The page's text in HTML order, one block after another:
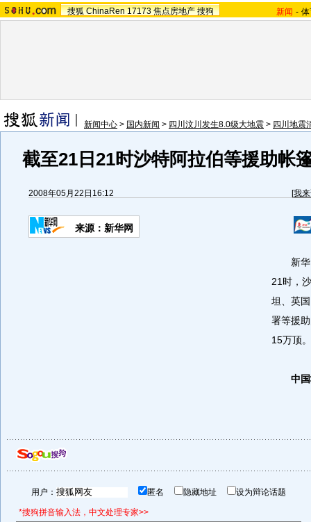
搜狐 ChinaRen 17173 焦点房地产 搜狗 新闻 -
新闻中心 > 国内新闻 > 四川汶川发生8.0级大地震 > 四川地震
截至21日21时沙特阿拉伯等援助帐
2008年05月22日16:12 [我
来源：新华网
新华
21时，
坦、英
署等援
15万顶。
中
用户： 匿名 隐藏地址 设为辩论话题
*搜狗拼音输入法，中文处理专家>>